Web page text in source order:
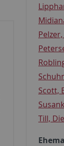
Scott,
Till,